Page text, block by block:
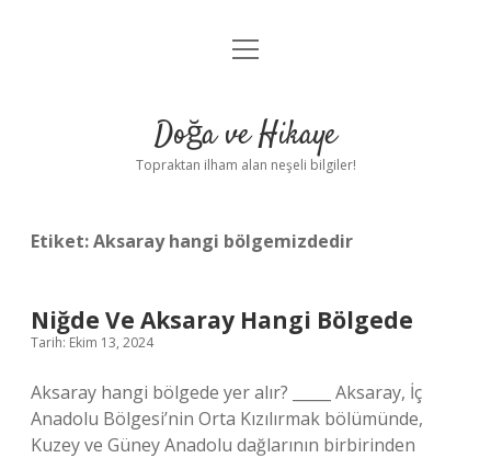
Anasayfa
Yasal Uyarı
menüyü
Doğa ve Hikaye
Topraktan ilham alan neşeli bilgiler!
Etiket:Aksaray hangi bölgemizdedir
Niğde Ve Aksaray Hangi Bölgede
Tarih: Ekim 13, 2024
Aksaray hangi bölgede yer alır? _____ Aksaray, İç
Anadolu Bölgesi’nin Orta Kızılırmak bölümünde,
Kuzey ve Güney Anadolu dağlarının birbirinden